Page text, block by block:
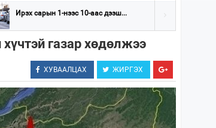
Ирэх сарын 1-нээс 10-аас дээш...
газар хөдөлжээ
ХУВААЛЦАХ ЖИРГЭХ